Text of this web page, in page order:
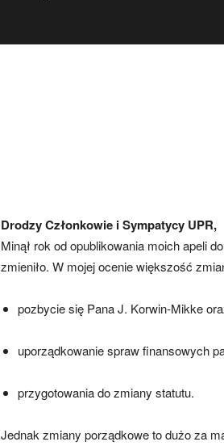
Drodzy Członkowie i Sympatycy UPR,
Minął rok od opublikowania moich apeli
zmieniło. W mojej ocenie większość
pozbycie się Pana J. Korwin-Mikke
uporządkowanie spraw finansowych
przygotowania do zmiany statutu.
Jednak zmiany porządkowe to dużo za